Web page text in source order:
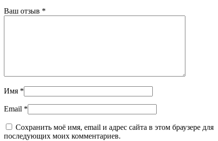
Ваш отзыв *
Имя *
Email *
Сохранить моё имя, email и адрес сайта в этом браузере для
последующих моих комментариев.